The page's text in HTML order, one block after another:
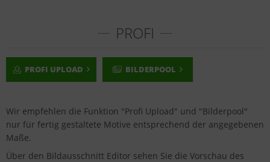
PROFI
PROFI UPLOAD BILDERPOOL
Wir empfehlen die Funktion "Profi Upload" und "Bilderpool"
nur für fertig gestaltete Motive entsprechend der angegebenen
Maße.
Über den Bildausschnitt Editor sehen Sie die Vorschau des